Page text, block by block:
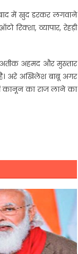
में खुद डरकर लगवाने
रिक्शा, व्यापार, रेहड़ी
अतीक अहमद और मुख्तार
अरे अखिलेश बाबू अगर
कानून का राज लाने का